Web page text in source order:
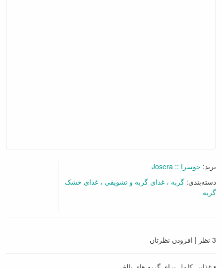
برند: جوسرا :: Josera
دسته‌بندی:گربه غذای گربه و تشویقی غذای
خشک گربه
3 نظر | افزودن نظرتان
• غذایی کامل برای گربه های بالغ